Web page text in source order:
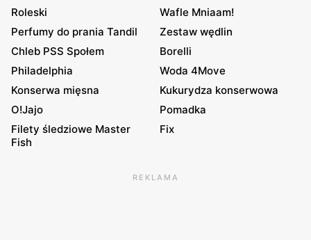
Roleski
Wafle Mniaam!
Perfumy do prania Tandil
Zestaw wędlin
Chleb PSS Społem
Borelli
Philadelphia
Woda 4Move
Konserwa mięsna
Kukurydza konserwowa
O!Jajo
Pomadka
Filety śledziowe Master
Fish
Fix
REKLAMA